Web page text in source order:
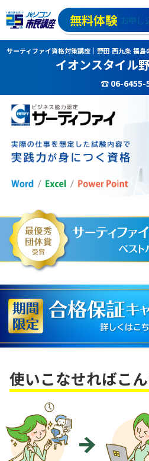
無料体験 お申し
サーティファイ資格対策講座｜野田 西九条 福
イオンスタイル
☎ 06-6455-
使いこなせればこ